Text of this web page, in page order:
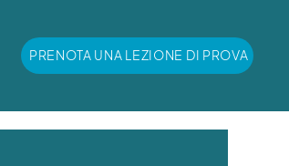
PRENOTA UNA LEZIONE DI PROVA